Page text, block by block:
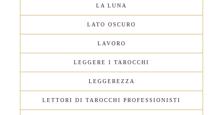
LA LUNA
LATO OSCURO
LAVORO
LEGGERE I TAROCCHI
LEGGEREZZA
LETTORI DI TAROCCHI PROFESSIONISTI